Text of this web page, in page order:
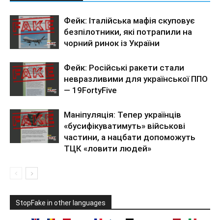
Фейк: Італійська мафія скуповує
безпілотники, які потрапили на
чорний ринок із України
Фейк: Російські ракети стали
невразливими для української ППО
— 19FortyFive
Маніпуляція: Тепер українців
«бусифікуватимуть» військові
частини, а нацбати допоможуть
ТЦК «ловити людей»
StopFake in other languages